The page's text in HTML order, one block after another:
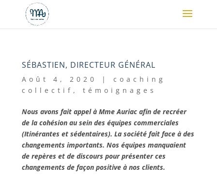
SÉBASTIEN, DIRECTEUR GÉNÉRAL
Août 4, 2020 | coaching
collectif , témoignages
Nous avons fait appel à Mme Auriac afin de recréer
de la cohésion au sein des équipes commerciales
(Itinérantes et sédentaires). La société fait face à des
changements importants. Nos équipes manquaient
de repères et de discours pour présenter ces
changements de façon positive à nos clients.